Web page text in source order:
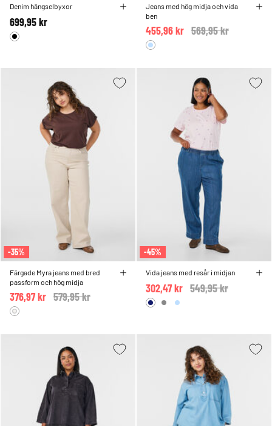
Denim hängselbyxor
699,95 kr
Jeans med hög midja och vida
ben
Price reduced from
569,95 kr
455,96 kr
-35%
Färgade Myra jeans med bred
passform och hög midja
Price reduced from
579,95 kr
376,97 kr
-45%
Vida jeans med resår i midjan
Price reduced from
549,95 kr
302,47 kr